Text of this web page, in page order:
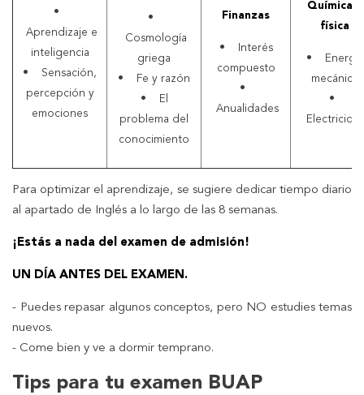
•
Aprendizaje e
inteligencia
• Sensación,
percepción y
emociones
•
Cosmología
griega
• Fe y razón
• El
problema del
conocimiento
Finanzas
• Interés
compuesto
•
Anualidades
Química y
física
• Energía
mecánica
•
Para optimizar el aprendizaje, se sugiere dedicar tiempo diario
al apartado de Inglés a lo largo de las 8 semanas.
¡Estás a nada del examen de admisión!
UN DÍA ANTES DEL EXAMEN.
- Puedes repasar algunos conceptos, pero NO estudies temas
nuevos.
- Come bien y ve a dormir temprano.
Tips para tu examen BUAP